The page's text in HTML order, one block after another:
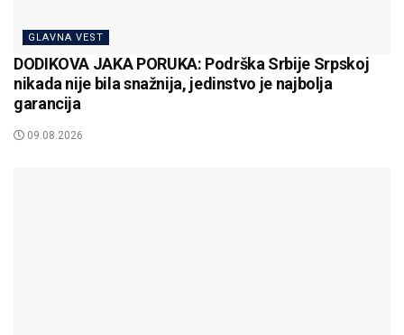
GLAVNA VEST
DODIKOVA JAKA PORUKA: Podrška Srbije Srpskoj
nikada nije bila snažnija, jedinstvo je najbolja
garancija
09.08.2026